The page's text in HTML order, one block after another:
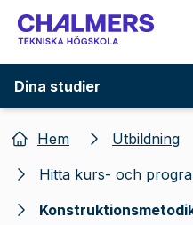
Gå till
Dina studier
Hem Utbildning
Hitta kurs- och